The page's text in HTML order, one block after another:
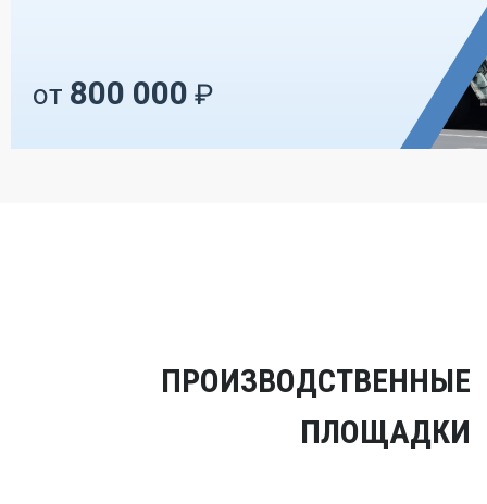
от 800 000 ₽
ПРОИЗВОДСТВЕННЫЕ
ПЛОЩАДКИ